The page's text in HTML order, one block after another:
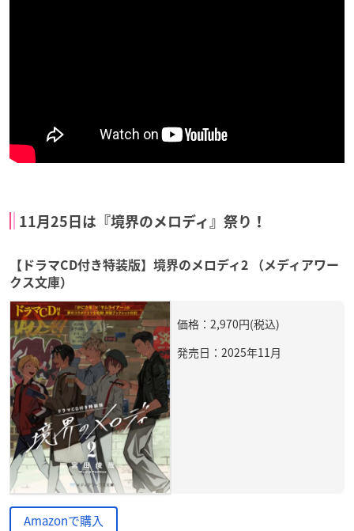
11月25日は『境界のメロディ』祭り！
【ドラマCD付き特装版】境界のメロディ2 （メディアワー
クス文庫）
価格：2,970円(税込)
発売日：2025年11月
Amazonで購入